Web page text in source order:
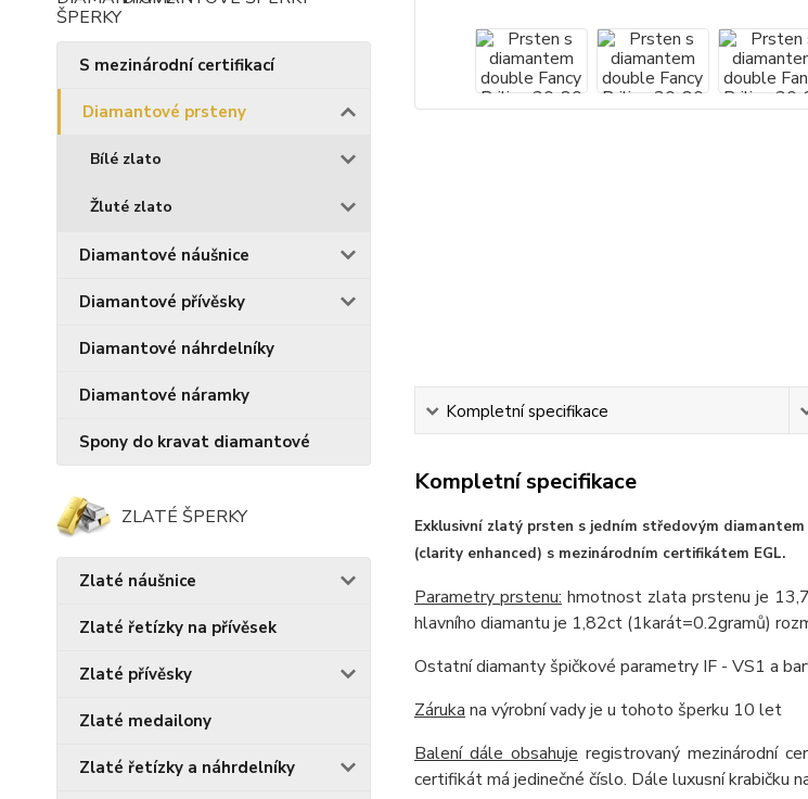
S mezinárodní certifikací
Diamantové prsteny
Bílé zlato
Žluté zlato
Diamantové náušnice
Diamantové přívěsky
Diamantové náhrdelníky
Diamantové náramky
Spony do kravat diamantové
ZLATÉ ŠPERKY
Zlaté náušnice
Zlaté řetízky na přívěsek
Zlaté přívěsky
Zlaté medailony
Zlaté řetízky a náhrdelníky
Kompletní specifikace
Kompletní specifikace
Exklusivní zlatý prsten s jedním středovým
(clarity enhanced) s mezinárodním certifikátem EGL.
Parametry prstenu: hmotnost zlata prstenu je
hlavního diamantu je 1,82ct (1karát=0.2gramů)
Ostatní diamanty špičkové parametry IF - VS1 a
Záruka na výrobní vady je u tohoto šperku 10 let
Balení dále obsahuje registrovaný mezinárodní
certifikát má jedinečné číslo. Dále luxusní krabičku